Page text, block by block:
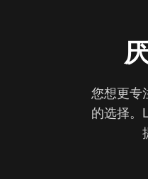
您想更专
的选择。